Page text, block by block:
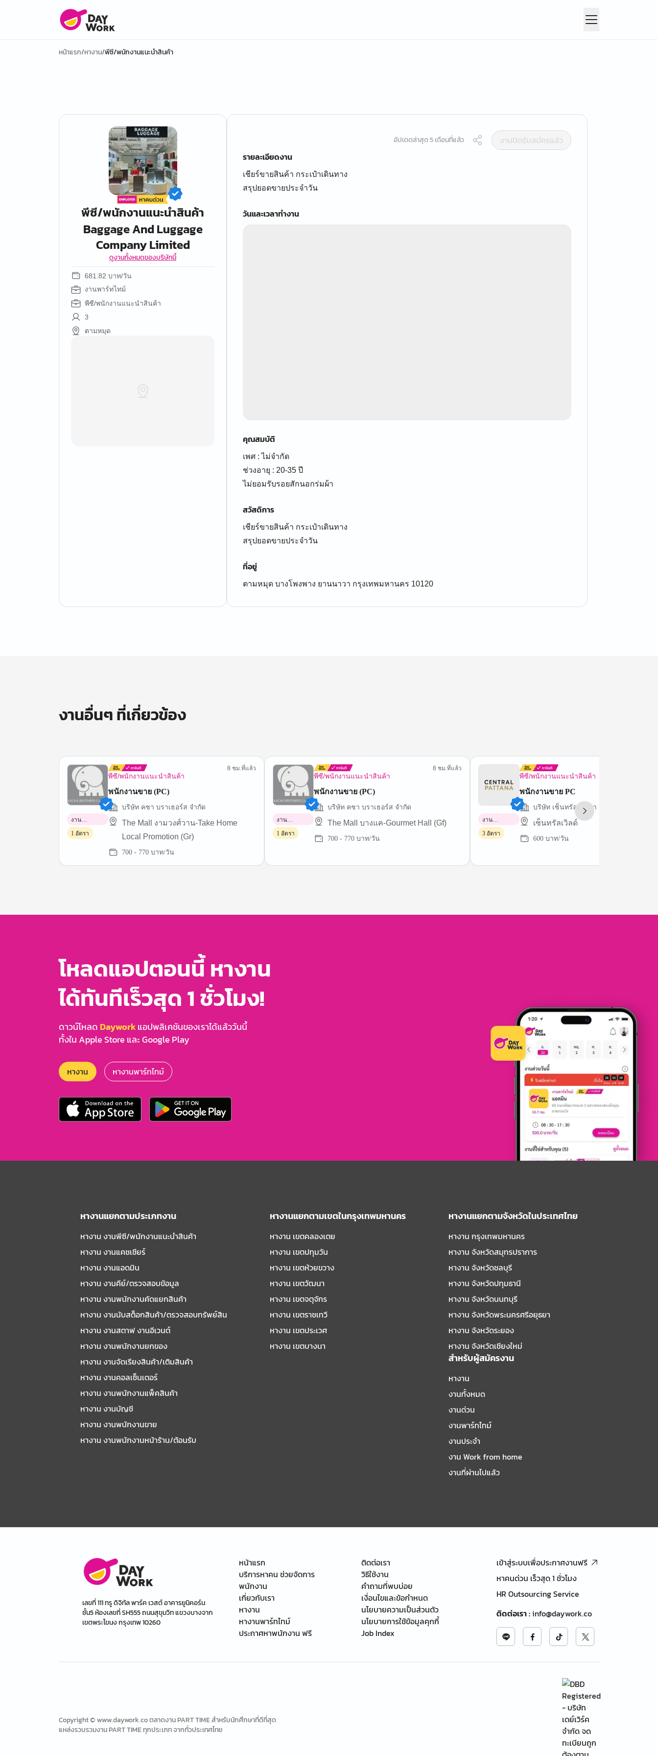
หน้าแรก/หางาน/พีซี/พนักงานแนะนำสินค้า
พีซี/พนักงานแนะนำสินค้า
Baggage And Luggage
Company Limited
ดูงานทั้งหมดของบริษัทนี้
681.82 บาท/วัน
งานพาร์ทไทม์
พีซี/พนักงานแนะนำสินค้า
3
ตามหมุด
อัปเดตล่าสุด 5 เดือนที่แล้ว
งานปิดรับสมัครแล้ว
รายละเอียดงาน
เชียร์ขายสินค้า กระเป๋าเดินทาง
สรุปยอดขายประจำวัน
วันและเวลาทำงาน
คุณสมบัติ
เพศ : ไม่จำกัด
ช่วงอายุ : 20-35 ปี
ไม่ยอมรับรอยสักนอกร่มผ้า
สวัสดิการ
เชียร์ขายสินค้า กระเป๋าเดินทาง
สรุปยอดขายประจำวัน
ที่อยู่
ตามหมุด บางโพงพาง ยานนาวา กรุงเทพมหานคร 10120
งานอื่นๆ ที่เกี่ยวข้อง
พีซี/พนักงานแนะนำสินค้า
8 ชม.ที่แล้ว
พนักงานขาย (PC)
บริษัท คชา บราเธอร์ส จำกัด
The Mall งามวงศ์วาน-Take Home
Local Promotion (Gr)
700 - 770 บาท/วัน
งาน
พาร์ทไทม์
1 อัตรา
พีซี/พนักงานแนะนำสินค้า
8 ชม.ที่แล้ว
พนักงานขาย (PC)
บริษัท คชา บราเธอร์ส จำกัด
The Mall บางแค-Gourmet Hall (Gf)
700 - 770 บาท/วัน
งาน
พาร์ทไทม์
1 อัตรา
พีซี/พนักงานแนะนำสินค้า
พนักงานขาย PC
บริษัท เซ็นทรัลพัฒนา จำกัด (มหาชน)
เซ็นทรัลเวิลด์
600 บาท/วัน
งาน
พาร์ทไทม์
3 อัตรา
โหลดแอปตอนนี้ หางาน
ได้ทันทีเร็วสุด 1 ชั่วโมง!
ดาวน์โหลด Dayworkแอปพลิเคชันของเราได้แล้ววันนี้
ทั้งใน Apple Store และ Google Play
หางาน หางานพาร์ทไทม์
หางานแยกตามประเภทงาน
หางาน งานพีซี/พนักงานแนะนําสินค้า
หางาน งานแคชเชียร์
หางาน งานแอดมิน
หางาน งานคีย์/ตรวจสอบข้อมูล
หางาน งานพนักงานคัดแยกสินค้า
หางาน งานนับสต็อกสินค้า/ตรวจสอบทรัพย์สิน
หางาน งานสตาฟ งานอีเวนต์
หางาน งานพนักงานยกของ
หางาน งานจัดเรียงสินค้า/เติมสินค้า
หางาน งานคอลเซ็นเตอร์
หางาน งานพนักงานแพ็คสินค้า
หางาน งานบัญชี
หางาน งานพนักงานขาย
หางาน งานพนักงานหน้าร้าน/ต้อนรับ
หางานแยกตามเขตในกรุงเทพมหานคร
หางาน เขตคลองเตย
หางาน เขตปทุมวัน
หางาน เขตห้วยขวาง
หางาน เขตวัฒนา
หางาน เขตจตุจักร
หางาน เขตราชเทวี
หางาน เขตประเวศ
หางาน เขตบางนา
หางานแยกตามจังหวัดในประเทศไทย
หางาน กรุงเทพมหานคร
หางาน จังหวัดสมุทรปราการ
หางาน จังหวัดชลบุรี
หางาน จังหวัดปทุมธานี
หางาน จังหวัดนนทบุรี
หางาน จังหวัดพระนครศรีอยุธยา
หางาน จังหวัดระยอง
หางาน จังหวัดเชียงใหม่
สำหรับผู้สมัครงาน
หางาน
งานทั้งหมด
งานด่วน
งานพาร์ทไทม์
งานประจำ
งาน Work from home
งานที่ผ่านไปแล้ว
เลขที่ 111 ทรู ดิจิทัล พาร์ค เวสต์ อาคารยูนิคอร์น
ชั้น5 ห้องเลขที่ SH555 ถนนสุขุมวิท แขวงบางจาก
เขตพระโขนง กรุงเทพ 10260
หน้าแรก
บริการหาคน ช่วยจัดการ
พนักงาน
เกี่ยวกับเรา
หางาน
หางานพาร์ทไทม์
ประกาศหาพนักงาน ฟรี
ติดต่อเรา
วิธีใช้งาน
คำถามที่พบบ่อย
เงื่อนไขและข้อกำหนด
นโยบายความเป็นส่วนตัว
นโยบายการใช้ข้อมูลคุกกี้
Job Index
เข้าสู่ระบบเพื่อประกาศงานฟรี
หาคนด่วน เร็วสุด 1 ชั่วโมง
HR Outsourcing Service
ติดต่อเรา:info@daywork.co
Copyright © www.daywork.co ตลาดงาน PART TIME สำหรับนักศึกษาที่ดีที่สุด
แหล่งรวบรวมงาน PART TIME ทุกประเภท จากทั่วประเทศไทย